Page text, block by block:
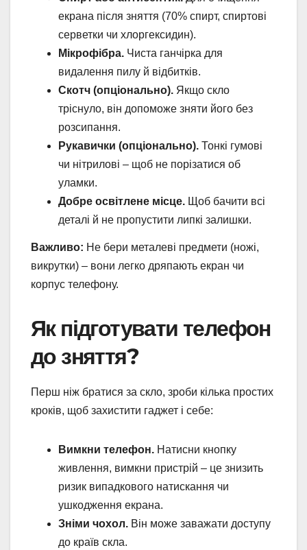
екрана після зняття (70% спирт, спиртові
серветки чи хлоргексидин).
Мікрофібра. Чиста ганчірка для
видалення пилу й відбитків.
Скотч (опціонально). Якщо скло
тріснуло, він допоможе зняти його без
розсипання.
Рукавички (опціонально). Тонкі гумові
чи нітрилові – щоб не порізатися об
уламки.
Добре освітлене місце. Щоб бачити всі
деталі й не пропустити липкі залишки.
Важливо: Не бери металеві предмети (ножі,
викрутки) – вони легко дряпають екран чи
корпус телефону.
Як підготувати телефон
до зняття?
Перш ніж братися за скло, зроби кілька простих
кроків, щоб захистити гаджет і себе:
Вимкни телефон. Натисни кнопку
живлення, вимкни пристрій – це знизить
ризик випадкового натискання чи
ушкодження екрана.
Зніми чохол. Він може заважати доступу
до країв скла.